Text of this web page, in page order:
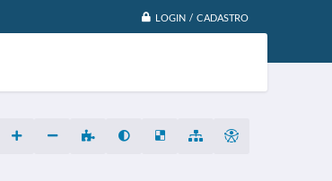
LOGIN / CADASTRO